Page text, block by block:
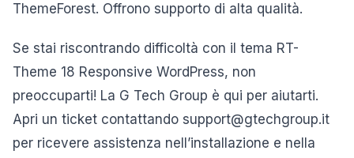
ThemeForest. Offrono supporto di alta qualità.
Se stai riscontrando difficoltà con il tema RT-
Theme 18 Responsive WordPress, non
preoccuparti! La G Tech Group è qui per aiutarti.
Apri un ticket contattando support@gtechgroup.it
per ricevere assistenza nell’installazione e nella